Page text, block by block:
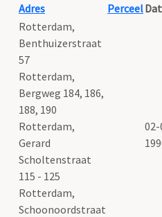
Adres Perceel
Rotterdam,
Benthuizerstraat
57
Rotterdam,
Bergweg 184, 186,
188, 190
Rotterdam,
Gerard
Scholtenstraat
115 - 125
Rotterdam,
Schoonoordstraat